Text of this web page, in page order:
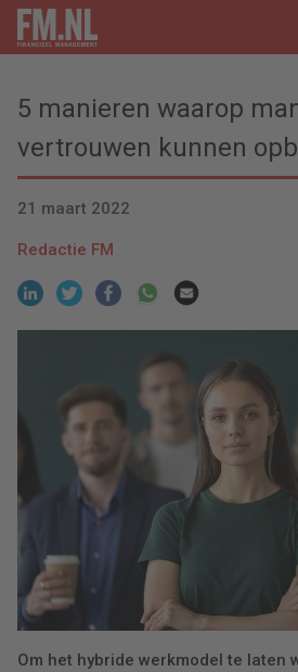
5 manieren waarop
vertrouwen kunnen
21 maart 2022
Redactie FM
Om het hybride werkmodel te laten